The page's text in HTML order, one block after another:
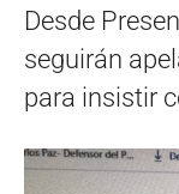
Desde
seguirán
para insistir